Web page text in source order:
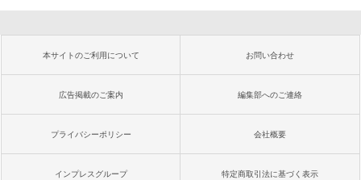
本サイトのご利用について お問い合わせ
広告掲載のご案内 編集部へのご連絡
プライバシーポリシー 会社概要
インプレスグループ 特定商取引法に基づく表示